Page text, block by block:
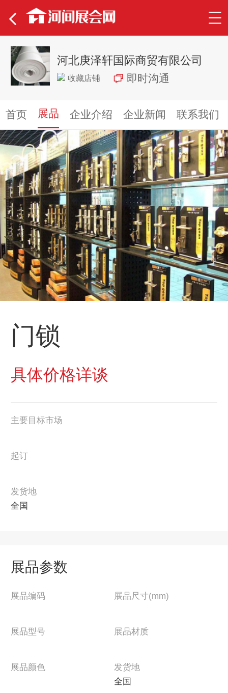
河北庚泽轩国际商贸有限公司
收藏店铺 即时沟通
首页 展品 企业介绍 企业新闻 联系我们
门锁
具体价格详谈
主要目标市场
起订
发货地
全国
展品参数
展品编码 展品尺寸(mm)
展品型号 展品材质
展品颜色
发货地
全国